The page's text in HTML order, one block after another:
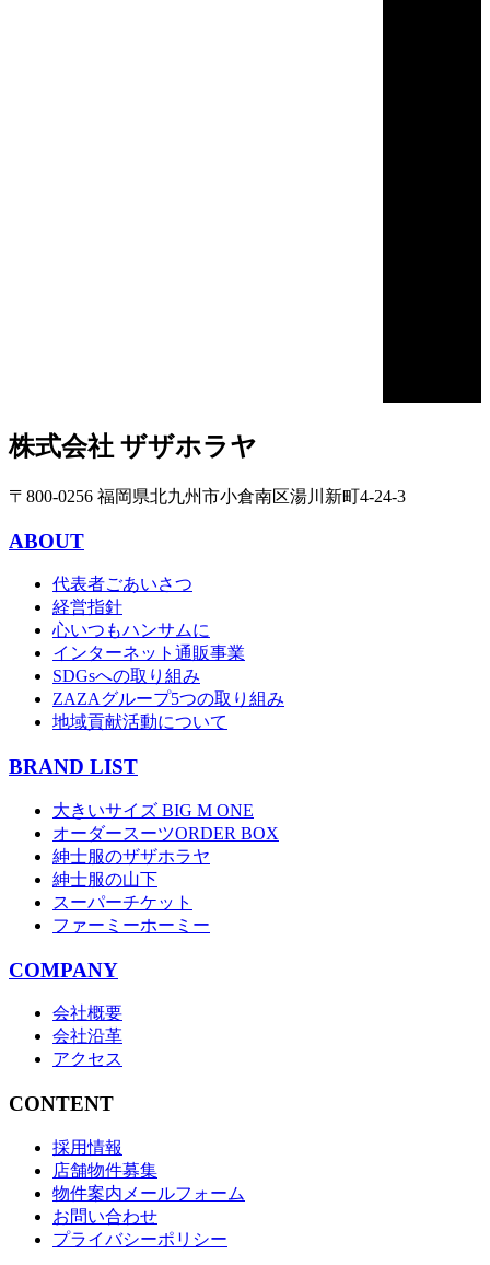
株式会社 ザザホラヤ
〒800-0256 福岡県北九州市小倉南区湯川新町4-24-3
ABOUT
代表者ごあいさつ
経営指針
心いつもハンサムに
インターネット通販事業
SDGsへの取り組み
ZAZAグループ5つの取り組み
地域貢献活動について
BRAND LIST
大きいサイズ BIG M ONE
オーダースーツORDER BOX
紳士服のザザホラヤ
紳士服の山下
スーパーチケット
ファーミーホーミー
COMPANY
会社概要
会社沿革
アクセス
CONTENT
採用情報
店舗物件募集
物件案内メールフォーム
お問い合わせ
プライバシーポリシー